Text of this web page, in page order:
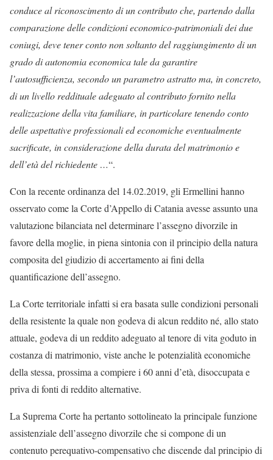
conduce al riconoscimento di un contributo che, partendo dalla
comparazione delle condizioni economico-patrimoniali dei due
coniugi, deve tener conto non soltanto del raggiungimento di un
grado di autonomia economica tale da garantire
l’autosufficienza, secondo un parametro astratto ma, in concreto,
di un livello reddituale adeguato al contributo fornito nella
realizzazione della vita familiare, in particolare tenendo conto
delle aspettative professionali ed economiche eventualmente
sacrificate, in considerazione della durata del matrimonio e
dell’età del richiedente …“.
Con la recente ordinanza del 14.02.2019, gli Ermellini hanno
osservato come la Corte d’Appello di Catania avesse assunto una
valutazione bilanciata nel determinare l’assegno divorzile in
favore della moglie, in piena sintonia con il principio della natura
composita del giudizio di accertamento ai fini della
quantificazione dell’assegno.
La Corte territoriale infatti si era basata sulle condizioni personali
della resistente la quale non godeva di alcun reddito né, allo stato
attuale, godeva di un reddito adeguato al tenore di vita goduto in
costanza di matrimonio, viste anche le potenzialità economiche
della stessa, prossima a compiere i 60 anni d’età, disoccupata e
priva di fonti di reddito alternative.
La Suprema Corte ha pertanto sottolineato la principale funzione
assistenziale dell’assegno divorzile che si compone di un
contenuto perequativo-compensativo che discende dal principio di